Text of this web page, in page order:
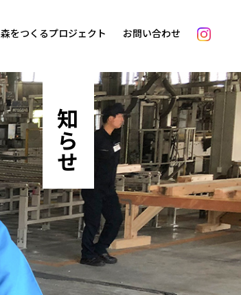
森をつくるプロジェクト お問い合わせ
お知らせ